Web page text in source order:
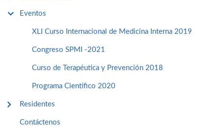
Eventos
XLI Curso Internacional de Medicina Interna 2019
Congreso SPMI -2021
Curso de Terapéutica y Prevención 2018
Programa Cientifico 2020
Residentes
Contáctenos